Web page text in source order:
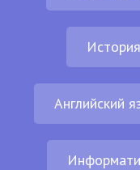
История
Английский